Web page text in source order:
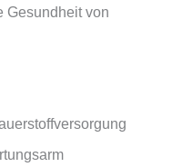
Gesundheit von